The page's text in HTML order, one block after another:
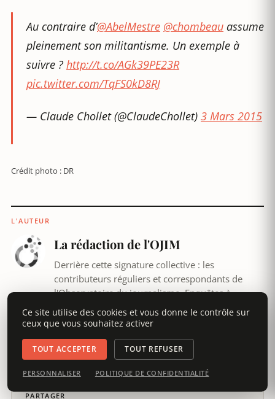
PARTAGER
Au contraire d’@AbelMestre @chombeau assume
pleinement son militantisme. Un exemple à
suivre ? http://t.co/AGk39PE23R
pic.twitter.com/TqFS0kD8RJ
— Claude Chollet (@ClaudeChollet) 3 Mars 2015
Crédit photo : DR
L'AUTEUR
La rédaction de l'OJIM
Derrière cette signature collective : les
contributeurs réguliers et correspondants de
l'Observatoire du journalisme. Enquêtes à
plusieurs mains, veille quotidienne, portraits
actualisés : le travail de fond qui ne porte pas
VOIR TOUS SES ARTICLES →
Ce site utilise des cookies et vous donne le contrôle sur
ceux que vous souhaitez activer
TOUT ACCEPTER TOUT REFUSER
PERSONNALISER POLITIQUE DE CONFIDENTIALITÉ